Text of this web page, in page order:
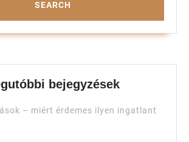
bejegyzések
– miért érdemes ilyen ingatlant